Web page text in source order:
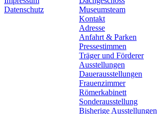
Datenschutz
Museumsteam
Kontakt
Adresse
Anfahrt & Parken
Pressestimmen
Träger und Förderer
Ausstellungen
Dauerausstellungen
Frauenzimmer
Römerkabinett
Sonderausstellung
Bisherige Ausstellungen